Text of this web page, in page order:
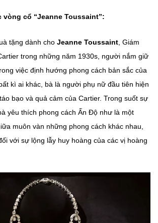
vòng cổ “Jeanne Toussaint”:
tặng dành cho Jeanne Toussaint , Giám
trong những năm 1930s, người nắm giữ
việc định hướng phong cách bản sắc của
kì ai khác, bà là người phụ nữ đầu tiên hiện
bạo và quả cảm của Cartier. Trong suốt sự
yêu thích phong cách Ấn Độ như là một
muôn vàn những phong cách khác nhau,
với sự lộng lẫy huy hoàng của các vị hoàng